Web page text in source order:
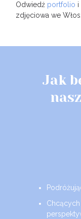
Odwiedź portfolio i
zdjęciowa we
Jak